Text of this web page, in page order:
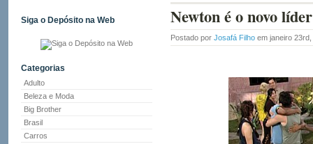
Siga o Depósito na Web
Categorias
Adulto
Beleza e Moda
Big Brother
Brasil
Carros
Newton é o novo
Postado por Josafá Filho em janeiro